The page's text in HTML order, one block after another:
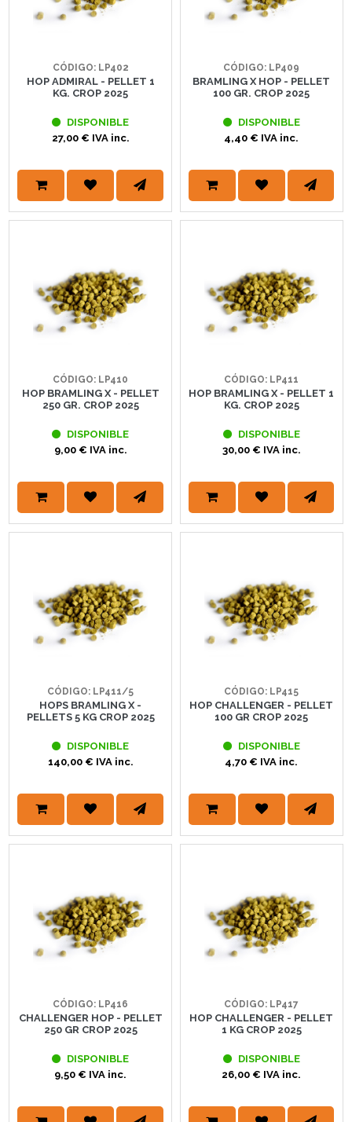
CÓDIGO: LP402
HOP ADMIRAL - PELLET 1
KG. CROP 2025
DISPONIBLE
27,00 € IVA inc.
CÓDIGO: LP409
BRAMLING X HOP - PELLET
100 GR. CROP 2025
DISPONIBLE
4,40 € IVA inc.
CÓDIGO: LP410
HOP BRAMLING X - PELLET
250 GR. CROP 2025
DISPONIBLE
9,00 € IVA inc.
CÓDIGO: LP411
HOP BRAMLING X - PELLET 1
KG. CROP 2025
DISPONIBLE
30,00 € IVA inc.
CÓDIGO: LP411/5
HOPS BRAMLING X -
PELLETS 5 KG CROP 2025
DISPONIBLE
140,00 € IVA inc.
CÓDIGO: LP415
HOP CHALLENGER - PELLET
100 GR CROP 2025
DISPONIBLE
4,70 € IVA inc.
CÓDIGO: LP416
CHALLENGER HOP - PELLET
250 GR CROP 2025
DISPONIBLE
9,50 € IVA inc.
CÓDIGO: LP417
HOP CHALLENGER - PELLET
1 KG CROP 2025
DISPONIBLE
26,00 € IVA inc.